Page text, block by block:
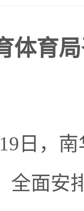
体育
日，
全面安